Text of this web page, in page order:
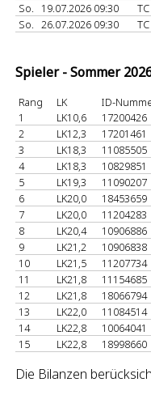
So.
19.07.2026 09:30
So. 26.07.2026 09:30
Spieler - Sommer
Rang LK
ID-
1
LK10,6
17200426
2
LK12,3
17201461
3
LK18,3
11085505
4
LK18,3
10829851
5
LK19,3
11090207
6
LK20,0
18453659
7
LK20,0
11204283
8
LK20,4
10906886
9
LK21,2
10906838
10
LK21,5
11207734
11
LK21,8
11154685
12
LK21,8
18066794
13
LK22,0
11084514
14
LK22,8
10064041
15
LK22,8 18998660
Die Bilanzen